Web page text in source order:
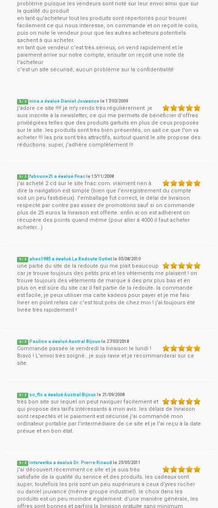
problème puisque les vendeurs sont noté sur leur envoi ainsi que sur
la qualité du produit
en tant qu'acheteur tout les produits sont répertoriés pour trouver
facilement ce qui nous interesse, on commande et on reçoit le colis,
puis on note le vendeur pour que les autres acheteurs potentiels
sachent à qui acheter.
en tant que vendeur c'est très sérieux, on vend rapidement et le
paiement arrive sur notre compte, ensuite on reçoit une note de
l'acheteur
c'est un site sécurisé, aucun problème sur la confidentialité
5 / 5 nina a évalué Daniel Jouvance le17/03/2009
j'adore ce site !!!! je m'y rends très régulièrement. je
suis inscrite à la newsletter, ce qui me permets de bénéficier d'offres
privilégiées telles que des produits gartuits en plus de ceux proposés
sur le site. les produits sont très bien présentés, on sait ce que l'on va
acheter !!! les prix sont très attractifs, surtout quand le site propose des
réductions. super, j'adhère complètement !!!
5 / 5 faboune21 a évalué Fnac le15/11/2008
j'ai acheté 2 cd sur le site fnac.com. vraiment rien à
dire la navigation est simple (bien que l'enregistrement du compte
soit un peu fastidieux). l'emballage fut correct, le délai de livraison
respecté par contre pas assez de promotions sauf si on commande
plus de 25 euros la livraison est offerte. enfin si on est adhérent on
récupère des points quand même (pour aller à 4000 il faut acheter
acheter...)
5 / 5 ahes1985 a évalué La Redoute Outlet le05/08/2010
une partie du site de la redoute qui me plait beaucoup
car je trouve toujours des petits prix et les vêtements me plaisent ! on
trouve toujours des vêtements de marque à des prix plus bas et en
plus on est sûre du site car il fait partie de la redoute. la commande
est facile, je peux utiliser ma carte kadeos pour payer et je me fais
livrer en point relais car c'est tout près de chez moi ! j'ai toujours été
livrée très rapidement !
5 / 5 Pauline a évalué Austral Bijoux le 27/03/2018
Commande passée le vendredi la livraison le lundi !
Bravo ! L'envoi très soigné...je suis ravie et je recommanderai sur ce
site.
5 / 5 so_flo a évalué Austral Bijoux le 21/09/2008
très bon site sur lequel on peut naviguer facilement et
qui propose des tarifs intéressants à mon avis. les délais de livraison
sont respectés et le paiement est sécurisé j'ai commandé mon
ordinateur portable par l'intermédiaire de ce site et je l'ai reçu à la date
prévue et en bon état.
5 / 5 intervetka a évalué Dr. Pierre Ricaud le 25/05/2011
j'ai découvert récemment ce site et je suis très
satisfaite de la qualité du service et des produits. les cadeaux sont
super; toutefois les prix sont un peu supérieurs a ceux d’yves rocher
ou daniel jouvance (même groupe industriel). le choix dans les
produits est un peu moindre également. d’une manière générale, les
offres sont bonnes et parfois la livraison gratuite sans minimum